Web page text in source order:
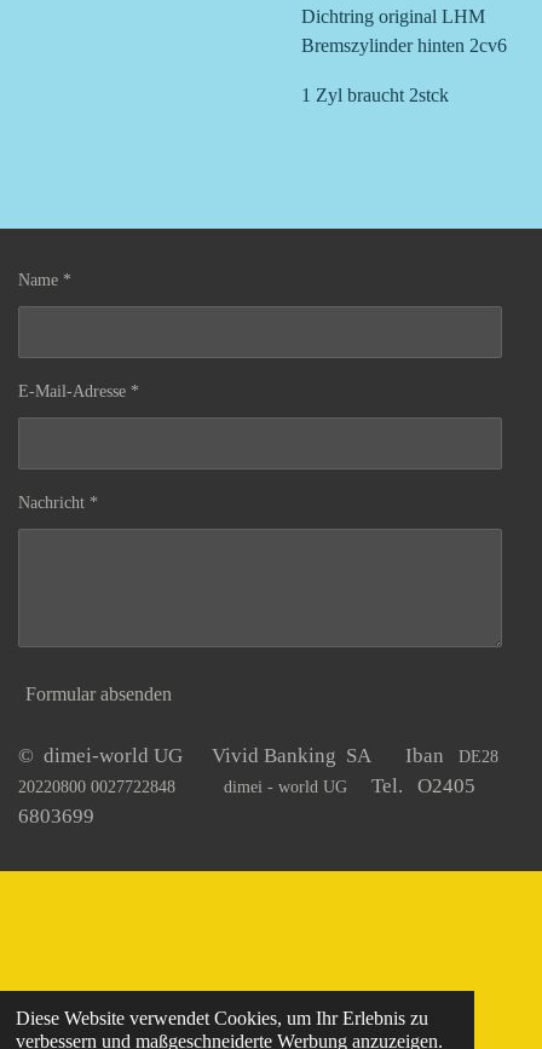
Diese Website verwendet Cookies, um Ihr Erlebnis zu
verbessern und maßgeschneiderte Werbung anzuzeigen.
Dichtring original LHM
Bremszylinder hinten 2cv6
1 Zyl braucht 2stck
Name *
E-Mail-Adresse *
Nachricht *
Formular absenden
© dimei-world UG Vivid Banking SA Iban
DE28
20220800 0027722848 dimei - world UG Tel. O2405
6803699